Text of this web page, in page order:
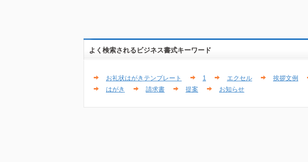
よく検索されるビジネス書式キーワード
お礼状はがきテンプレート 1 エクセル 挨拶文例
はがき
請求書 提案 お知らせ